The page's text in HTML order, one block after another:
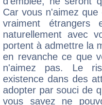
Car vous n'aimez
vraiment étrangers
naturellement avec
portent à admettre la
en revanche ce que
n'aimez pas. Le
existence dans des
adopter par souci de
vous savez ne